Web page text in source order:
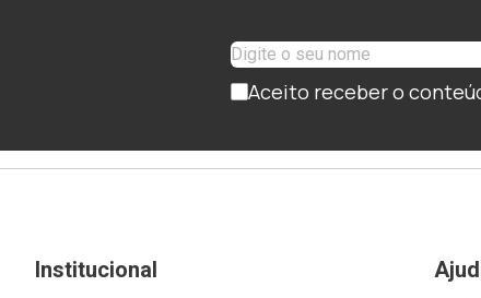
Aceito receber o
Institucional